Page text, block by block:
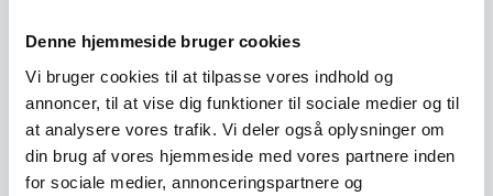
Denne hjemmeside bruger cookies
Vi bruger cookies til at tilpasse vores indhold og
annoncer, til at vise dig funktioner til sociale medier og til
at analysere vores trafik. Vi deler også oplysninger om
din brug af vores hjemmeside med vores partnere inden
for sociale medier, annonceringspartnere og
Skovl i aluminium fra
Hendi, mange størrelser
Skovl i aluminium fra Hendi,
mange størrelserScoop
Fra 49,00DKK 89,00DKK